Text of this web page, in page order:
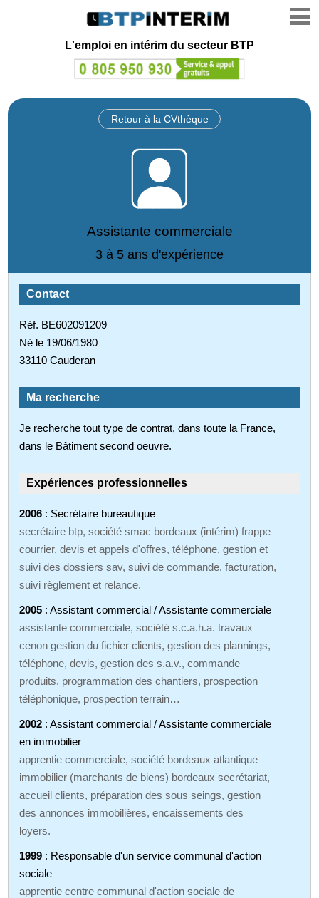
L'emploi en intérim du secteur BTP
Retour à la CVthèque
Assistante commerciale
3 à 5 ans d'expérience
Contact
Réf. BE602091209
Né le 19/06/1980
33110 Cauderan
Ma recherche
Je recherche tout type de contrat, dans toute la France,
dans le Bâtiment second oeuvre.
Expériences professionnelles
2006 : Secrétaire bureautique
secrétaire btp, société smac bordeaux (intérim) frappe
courrier, devis et appels d'offres, téléphone, gestion et
suivi des dossiers sav, suivi de commande, facturation,
suivi règlement et relance.
2005 : Assistant commercial / Assistante commerciale
assistante commerciale, société s.c.a.h.a. travaux
cenon gestion du fichier clients, gestion des plannings,
téléphone, devis, gestion des s.a.v., commande
produits, programmation des chantiers, prospection
téléphonique, prospection terrain…
2002 : Assistant commercial / Assistante commerciale
en immobilier
apprentie commerciale, société bordeaux atlantique
immobilier (marchants de biens) bordeaux secrétariat,
accueil clients, préparation des sous seings, gestion
des annonces immobilières, encaissements des
loyers.
1999 : Responsable d'un service communal d'action
sociale
apprentie centre communal d'action sociale de